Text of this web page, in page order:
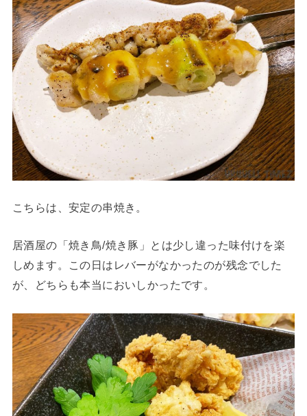
こちらは、安定の串焼き。
居酒屋の「焼き鳥/焼き豚」とは少し違った味付けを楽
しめます。この日はレバーがなかったのが残念でした
が、どちらも本当においしかったです。